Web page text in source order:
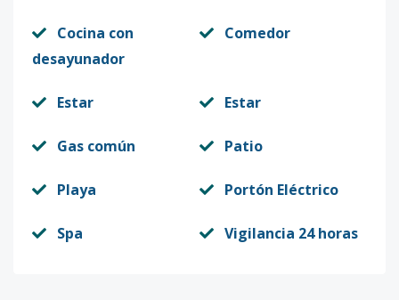
Cocina con
desayunador
Comedor
Estar Estar
Gas común Patio
Playa Portón Eléctrico
Spa Vigilancia 24 horas